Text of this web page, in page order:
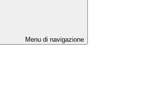
Menu di navigazione